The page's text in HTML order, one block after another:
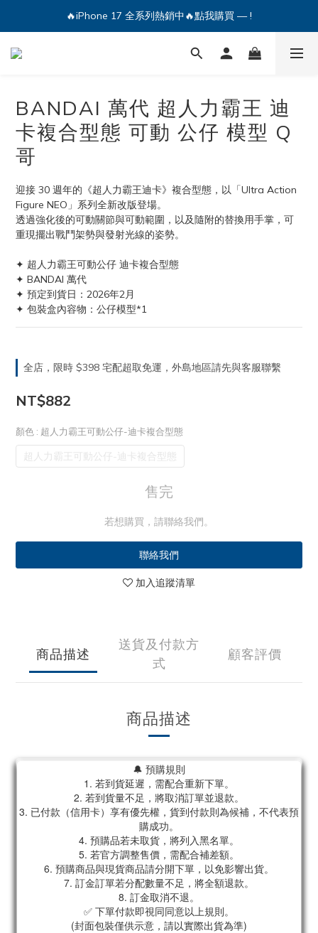
🔥iPhone 17 全系列熱銷中🔥點我購買 — !
🔥iPhone 17 全系列熱銷中🔥點我購買 — !
💕加入Q哥 Line 新好友領優惠券！🎫
BANDAI 萬代 超人力霸王 迪
卡複合型態 可動 公仔 模型 Q
哥
迎接 30 週年的《超人力霸王迪卡》複合型態，以「Ultra Action
Figure NEO」系列全新改版登場。
透過強化後的可動關節與可動範圍，以及隨附的替換用手掌，可
重現擺出戰鬥架勢與發射光線的姿勢。
✦ 超人力霸王可動公仔 迪卡複合型態
✦ BANDAI 萬代
✦ 預定到貨日：2026年2月
✦ 包裝盒內容物：公仔模型*1
全店，限時 $398 宅配超取免運，外島地區請先與客服聯繫
NT$882
顏色 : 超人力霸王可動公仔-迪卡複合型態
超人力霸王可動公仔-迪卡複合型態
售完
若想購買，請聯絡我們。
聯絡我們
加入追蹤清單
商品描述
送貨及付款方
式
顧客評價
商品描述
🔔 預購規則
1. 若到貨延遲，需配合重新下單。
2. 若到貨量不足，將取消訂單並退款。
3. 已付款（信用卡）享有優先權，貨到付款則為候補，不代表預
購成功。
4. 預購品若未取貨，將列入黑名單。
5. 若官方調整售價，需配合補差額。
6. 預購商品與現貨商品請分開下單，以免影響出貨。
7. 訂金訂單若分配數量不足，將全額退款。
8. 訂金取消不退。
✅ 下單付款即視同同意以上規則。
(封面包裝僅供示意，請以實際出貨為準)